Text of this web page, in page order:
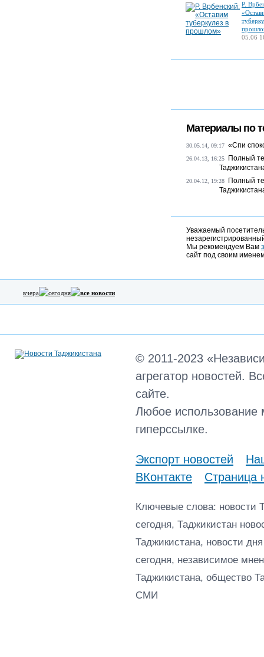
Р.
05.06
Материалы по
30.05.14, 09:17 «Спи
26.04.13, 16:25
Полный
20.04.12, 19:28
Полный
Уважаемый
Мы рекомендуем Вам
сайт под своим
вчера сегодня все новости
© 2011-2023
агрегатор новостей.
сайте.
Любое использование
гиперссылке.
Экспорт новостей
ВКонтакте
Страница
Ключевые слова: новости
сегодня, Таджикистан
Таджикистана, новости
сегодня, независимое
Таджикистана, общество
СМИ